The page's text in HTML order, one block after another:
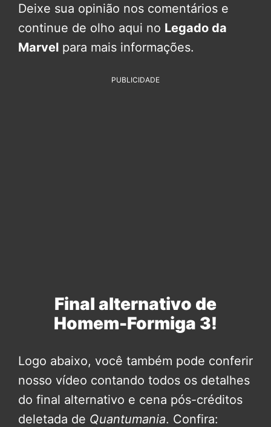
Deixe sua opinião nos comentários e
continue de olho aqui no Legado da
Marvel para mais informações.
PUBLICIDADE
Final alternativo de
Homem-Formiga 3!
Logo abaixo, você também pode conferir
nosso vídeo contando todos os detalhes
do final alternativo e cena pós-créditos
deletada de Quantumania. Confira: